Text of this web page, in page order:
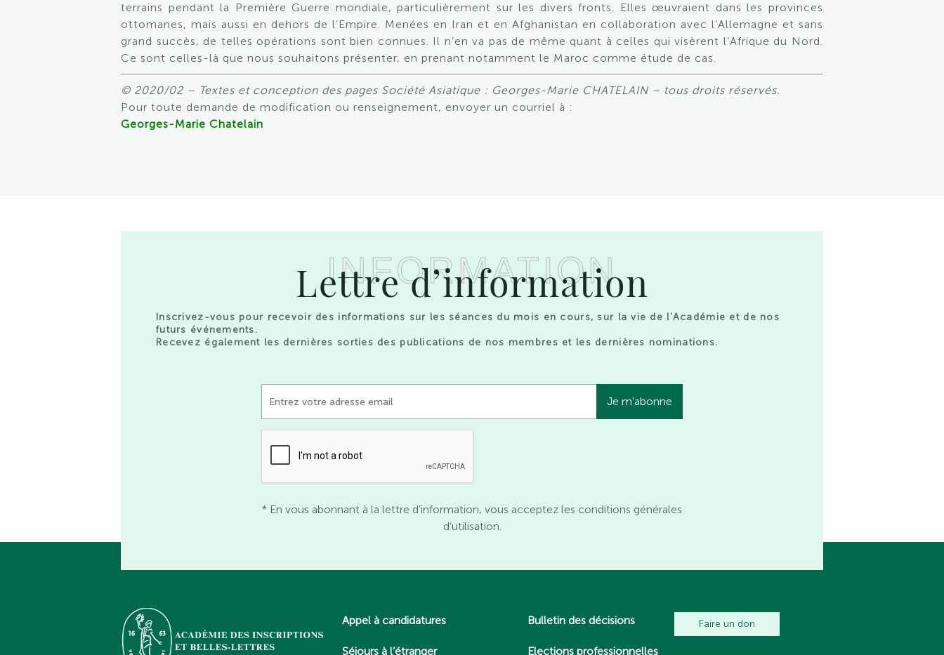
terrains pendant la Première Guerre mondiale, particulièrement sur les divers fronts. Elles œuvraient dans les provinces
ottomanes, mais aussi en dehors de l’Empire. Menées en Iran et en Afghanistan en collaboration avec l’Allemagne et sans
grand succès, de telles opérations sont bien connues. Il n’en va pas de même quant à celles qui visèrent l’Afrique du Nord.
Ce sont celles-là que nous souhaitons présenter, en prenant notamment le Maroc comme étude de cas.
© 2020/02 – Textes et conception des pages Société Asiatique : Georges-Marie CHATELAIN – tous droits réservés.
Pour toute demande de modification ou renseignement, envoyer un courriel à :
Georges-Marie Chatelain
INFORMATION
Lettre d’information
Inscrivez-vous pour recevoir des informations sur les séances du mois en cours, sur la vie de l’Académie et de nos
futurs événements.
Recevez également les dernières sorties des publications de nos membres et les dernières nominations.
* En vous abonnant à la lettre d’information, vous acceptez les conditions générales
d’utilisation.
Appel à candidatures
Séjours à l’étranger
Bulletin des décisions
Elections professionnelles
Faire un don